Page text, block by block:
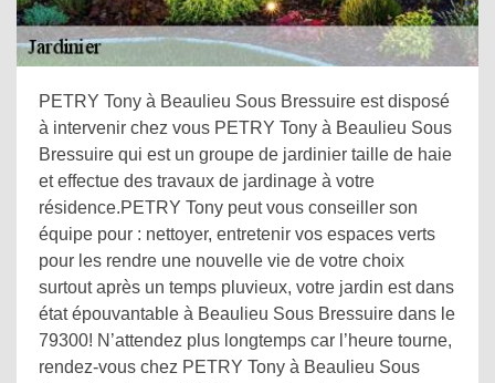
PETRY Tony à Beaulieu Sous Bressuire est disposé
à intervenir chez vous PETRY Tony à Beaulieu Sous
Bressuire qui est un groupe de jardinier taille de haie
et effectue des travaux de jardinage à votre
résidence.PETRY Tony peut vous conseiller son
équipe pour : nettoyer, entretenir vos espaces verts
pour les rendre une nouvelle vie de votre choix
surtout après un temps pluvieux, votre jardin est dans
état épouvantable à Beaulieu Sous Bressuire dans le
79300! N’attendez plus longtemps car l’heure tourne,
rendez-vous chez PETRY Tony à Beaulieu Sous